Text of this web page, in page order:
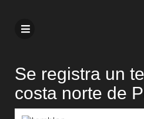
Se registra un
costa norte de